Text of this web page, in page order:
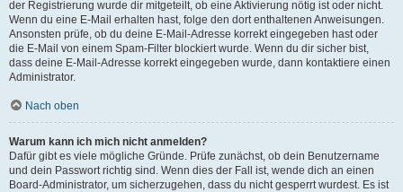
der Registrierung wurde dir mitgeteilt, ob eine Aktivierung nötig ist oder nicht.
Wenn du eine E-Mail erhalten hast, folge den dort enthaltenen Anweisungen.
Ansonsten prüfe, ob du deine E-Mail-Adresse korrekt eingegeben hast oder
die E-Mail von einem Spam-Filter blockiert wurde. Wenn du dir sicher bist,
dass deine E-Mail-Adresse korrekt eingegeben wurde, dann kontaktiere einen
Administrator.
Nach oben
Warum kann ich mich nicht anmelden?
Dafür gibt es viele mögliche Gründe. Prüfe zunächst, ob dein Benutzername
und dein Passwort richtig sind. Wenn dies der Fall ist, wende dich an einen
Board-Administrator, um sicherzugehen, dass du nicht gesperrt wurdest. Es ist